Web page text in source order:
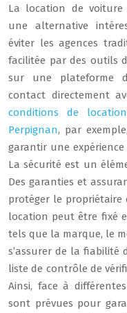
La location de voiture
une alternative
éviter les agences
facilitée par des outils
sur une plateforme
contact directement
conditions de
Perpignan, par
garantir une
La sécurité est un
Des garanties et
protéger le
location peut être fixé
tels que la marque, le
s’assurer de la
liste de contrôle de
Ainsi, face à
sont prévues pour